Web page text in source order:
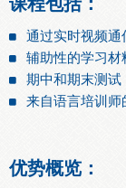
通过实时视频
辅助性的学习
期中和期末测
来自语言培训
优势概览：